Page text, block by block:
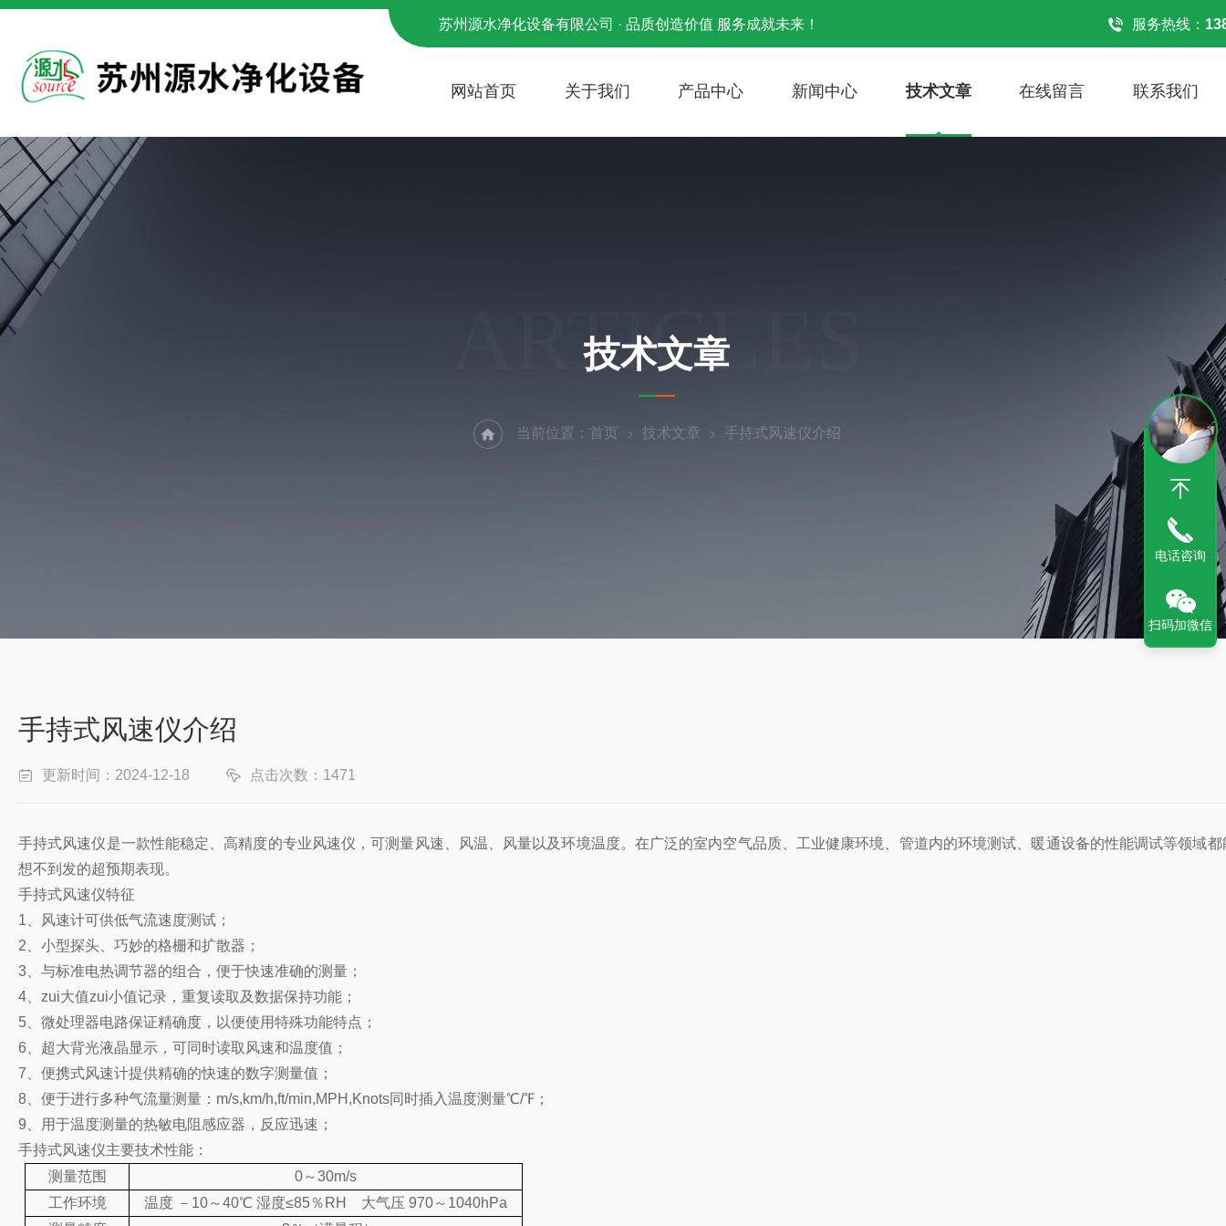
苏州源水净化设备有限公司 · 品质创造价值 服务成就未来！ 服务热线：
网站首页 关于我们 产品中心 新闻中心 技术文章 在线留言 联系我们
ARTICLES
技术文章
当前位置： 首页 技术文章 手持式风速仪介绍
手持式风速仪介绍
更新时间：2024-12-18 点击次数：1471
手持式风速仪是一款性能稳定、高精度的专业风速仪，可测量风速、风温、风量以及环境温度。在广泛的室内空气品质、工业健康环境、管道内的环境测试、暖通设备的性能调试等领域都
想不到发的超预期表现。
手持式风速仪特征
1、风速计可供低气流速度测试；
2、小型探头、巧妙的格栅和扩散器；
3、与标准电热调节器的组合，便于快速准确的测量；
4、zui大值zui小值记录，重复读取及数据保持功能；
5、微处理器电路保证精确度，以便使用特殊功能特点；
6、超大背光液晶显示，可同时读取风速和温度值；
7、便携式风速计提供精确的快速的数字测量值；
8、便于进行多种气流量测量：m/s,km/h,ft/min,MPH,Knots同时插入温度测量℃/℉；
9、用于温度测量的热敏电阻感应器，反应迅速；
手持式风速仪主要技术性能：
测量范围
0～30m/s
工作环境
温度 － 10～40℃ 湿度≤85％RH 大气压 970～1040hPa
电话咨询
扫码加微信